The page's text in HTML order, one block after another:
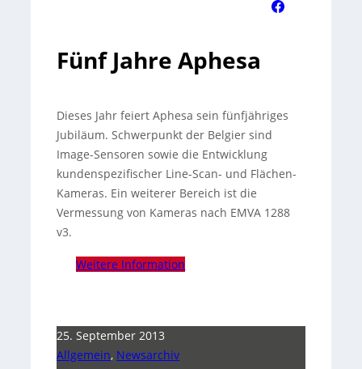
Fünf Jahre Aphesa
Dieses Jahr feiert Aphesa sein fünfjähriges
Jubiläum. Schwerpunkt der Belgier sind
Image-Sensoren sowie die Entwicklung
kundenspezifischer Line-Scan- und Flächen-
Kameras. Ein weiterer Bereich ist die
Vermessung von Kameras nach EMVA 1288
v3.
Weitere Information
25. September 2013
Allgemein, Newsarchiv